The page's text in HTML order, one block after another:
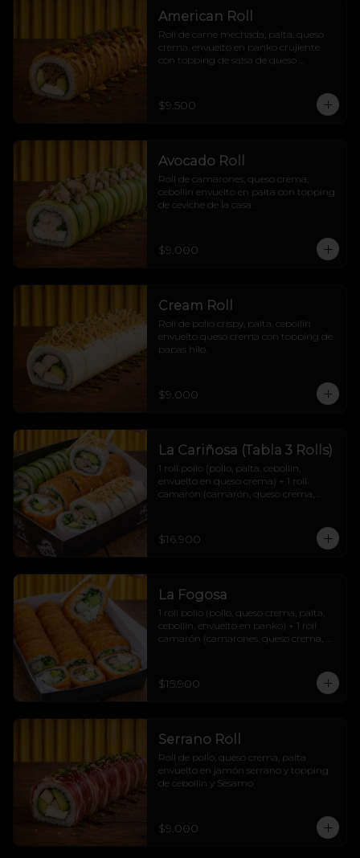
American Roll
Roll de carne mechada, palta, queso
crema, envuelto en panko crujiente
con topping de salsa de queso
$9.500
Avocado Roll
Roll de camarones, queso crema,
cebollin envuelto en palta con topping
de ceviche de la casa.
$9.000
Cream Roll
Roll de pollo crispy, palta, cebollín
envuelto queso crema con topping de
papas hilo.
$9.000
La Cariñosa (Tabla 3 Rolls)
1 roll pollo (pollo, palta, cebollín,
envuelto en queso crema) + 1 roll
camarón (camarón, queso crema,
cebollín, envuelto en panko) + 2 soyas
+2 teriyakis + 1 topping papas hilo.
$16.900
La Fogosa
1 roll pollo (pollo, queso crema, palta,
cebollín, envuelto en panko) + 1 roll
camarón (camarones, queso crema,
crema, palta, cebollín, envuelto en
panko) + 2 soyas + 2 teriyakis + 1
$15.900
Serrano Roll
Roll de pollo, queso crema, palta
envuelto en jamón serrano y topping
de cebollín y Sésamo
$9.000